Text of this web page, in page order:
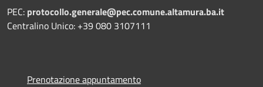
PEC: protocollo.generale@pec.comune.altamura.ba.it
Centralino Unico: +39 080 3107111
Prenotazione appuntamento